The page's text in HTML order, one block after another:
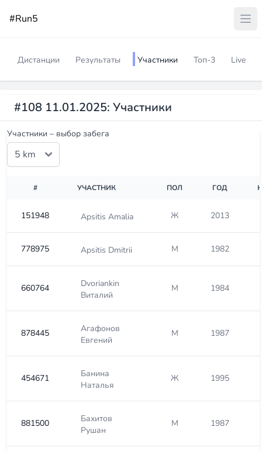
#Run5
Дистанции Результаты Участники Топ-3 Live
#108 11.01.2025: Участники
Участники – выбор забега
# УЧАСТНИК ПОЛ ГОД
151948 Apsitis Amalia Ж 2013
778975 Apsitis Dmitrii М 1982
660764
Dvoriankin
Виталий
М 1984
878445
Агафонов
Евгений
М 1987
454671
Банина
Наталья
Ж 1995
881500
Бахитов
Рушан
М 1987